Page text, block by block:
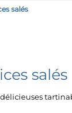
salés
salés